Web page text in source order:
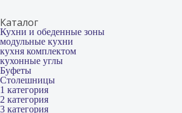
Каталог
Кухни и обеденные зоны
модульные кухни
кухня комплектом
кухонные углы
Буфеты
Столешницы
1 категория
2 категория
3 категория